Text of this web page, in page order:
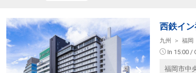
西鉄イン
九州 福岡
In 15:00 /
福岡市中